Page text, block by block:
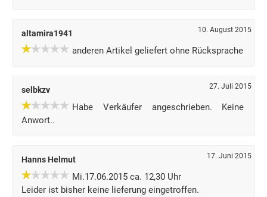
altamira1941 10. August 2015
anderen Artikel geliefert ohne Rücksprache
selbkzv 27. Juli 2015
Habe Verkäufer angeschrieben. Keine
Anwort..
Hanns Helmut 17. Juni 2015
Mi.17.06.2015 ca. 12,30 Uhr
Leider ist bisher keine lieferung eingetroffen.